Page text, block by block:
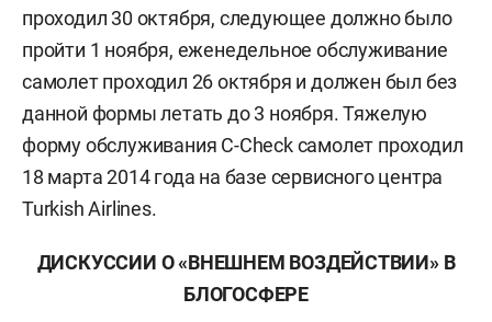
проходил 30 октября, следующее должно было
пройти 1 ноября, еженедельное обслуживание
самолет проходил 26 октября и должен был без
данной формы летать до 3 ноября. Тяжелую
форму обслуживания C-Check самолет проходил
18 марта 2014 года на базе сервисного центра
TurkishAirlines.
ДИСКУССИИ О «ВНЕШНЕМ ВОЗДЕЙСТВИИ» В
БЛОГОСФЕРЕ